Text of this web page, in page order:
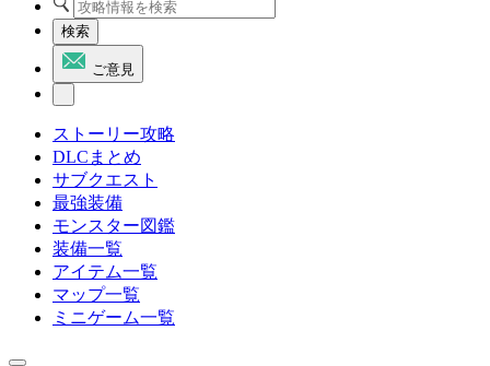
検索
ご意見
ストーリー攻略
DLCまとめ
サブクエスト
最強装備
モンスター図鑑
装備一覧
アイテム一覧
マップ一覧
ミニゲーム一覧